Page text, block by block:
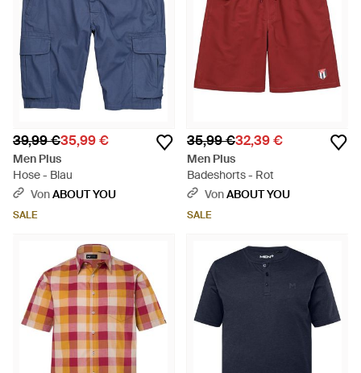
39,99 €35,99 €
Men Plus
Hose - Blau
VonABOUT YOU
SALE
35,99 €32,39 €
Men Plus
Badeshorts - Rot
VonABOUT YOU
SALE